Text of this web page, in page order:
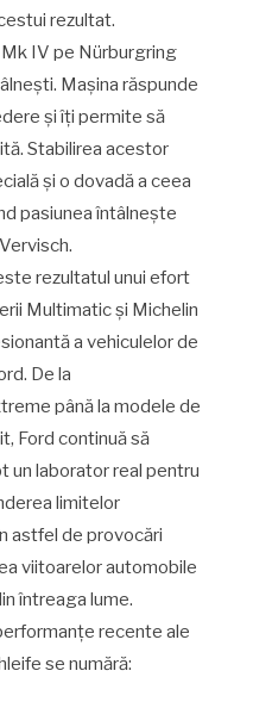
rezultat.
IV pe Nürburgring
Mașina răspunde
și îți permite să
Stabilirea acestor
și o dovadă a ceea
pasiunea întâlnește
rezultatul unui efort
Multimatic și Michelin
a vehiculelor de
De la
până la modele de
Ford continuă să
un laborator real pentru
limitelor
astfel de provocări
viitoarelor automobile
întreaga lume.
recente ale
se numără: